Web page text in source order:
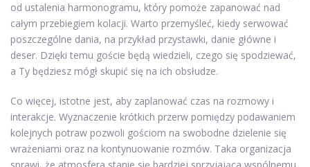
od ustalenia harmonogramu, który pomoże zapanować nad
całym przebiegiem kolacji. Warto przemyśleć, kiedy serwować
poszczególne dania, na przykład przystawki, danie główne i
deser. Dzięki temu goście będą wiedzieli, czego się spodziewać,
a Ty będziesz mógł skupić się na ich obsłudze.
Co więcej, istotne jest, aby zaplanować czas na rozmowy i
interakcje. Wyznaczenie krótkich przerw pomiędzy podawaniem
kolejnych potraw pozwoli gościom na swobodne dzielenie się
wrażeniami oraz na kontynuowanie rozmów. Taka organizacja